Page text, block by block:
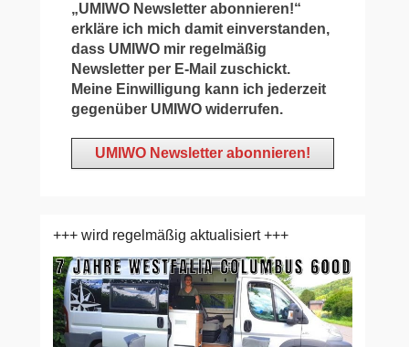
„UMIWO Newsletter abonnieren!“
erkläre ich mich damit einverstanden,
dass UMIWO mir regelmäßig
Newsletter per E-Mail zuschickt.
Meine Einwilligung kann ich jederzeit
gegenüber UMIWO widerrufen.
+++ wird regelmäßig aktualisiert +++